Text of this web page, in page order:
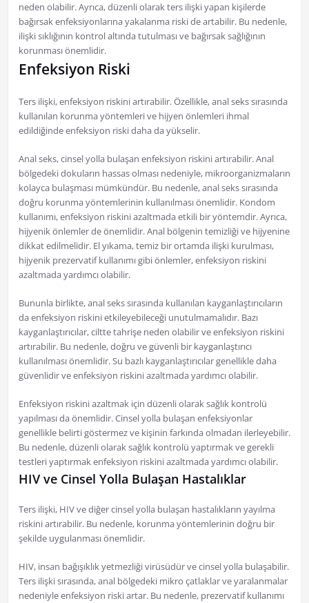
neden olabilir. Ayrıca, düzenli olarak ters ilişki yapan kişilerde
bağırsak enfeksiyonlarına yakalanma riski de artabilir. Bu nedenle,
ilişki sıklığının kontrol altında tutulması ve bağırsak sağlığının
korunması önemlidir.
Enfeksiyon Riski
Ters ilişki, enfeksiyon riskini artırabilir. Özellikle, anal seks sırasında
kullanılan korunma yöntemleri ve hijyen önlemleri ihmal
edildiğinde enfeksiyon riski daha da yükselir.
Anal seks, cinsel yolla bulaşan enfeksiyon riskini artırabilir. Anal
bölgedeki dokuların hassas olması nedeniyle, mikroorganizmaların
kolayca bulaşması mümkündür. Bu nedenle, anal seks sırasında
doğru korunma yöntemlerinin kullanılması önemlidir. Kondom
kullanımı, enfeksiyon riskini azaltmada etkili bir yöntemdir. Ayrıca,
hijyenik önlemler de önemlidir. Anal bölgenin temizliği ve hijyenine
dikkat edilmelidir. El yıkama, temiz bir ortamda ilişki kurulması,
hijyenik prezervatif kullanımı gibi önlemler, enfeksiyon riskini
azaltmada yardımcı olabilir.
Bununla birlikte, anal seks sırasında kullanılan kayganlaştırıcıların
da enfeksiyon riskini etkileyebileceği unutulmamalıdır. Bazı
kayganlaştırıcılar, ciltte tahrişe neden olabilir ve enfeksiyon riskini
artırabilir. Bu nedenle, doğru ve güvenli bir kayganlaştırıcı
kullanılması önemlidir. Su bazlı kayganlaştırıcılar genellikle daha
güvenlidir ve enfeksiyon riskini azaltmada yardımcı olabilir.
Enfeksiyon riskini azaltmak için düzenli olarak sağlık kontrolü
yapılması da önemlidir. Cinsel yolla bulaşan enfeksiyonlar
genellikle belirti göstermez ve kişinin farkında olmadan ilerleyebilir.
Bu nedenle, düzenli olarak sağlık kontrolü yaptırmak ve gerekli
testleri yaptırmak enfeksiyon riskini azaltmada yardımcı olabilir.
HIV ve Cinsel Yolla Bulaşan Hastalıklar
Ters ilişki, HIV ve diğer cinsel yolla bulaşan hastalıkların yayılma
riskini artırabilir. Bu nedenle, korunma yöntemlerinin doğru bir
şekilde uygulanması önemlidir.
HIV, insan bağışıklık yetmezliği virüsüdür ve cinsel yolla bulaşabilir.
Ters ilişki sırasında, anal bölgedeki mikro çatlaklar ve yaralanmalar
nedeniyle enfeksiyon riski artar. Bu nedenle, prezervatif kullanımı